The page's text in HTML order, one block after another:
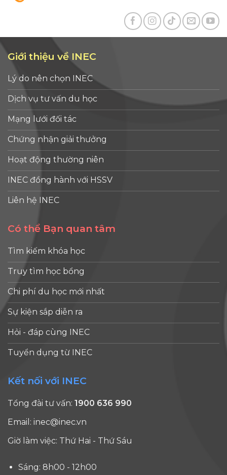
Giới thiệu về INEC
Lý do nên chọn INEC
Dịch vụ tư vấn du học
Mạng lưới đối tác
Chứng nhận giải thưởng
Hoạt động thường niên
INEC đồng hành với HSSV
Liên hệ INEC
Có thể Bạn quan tâm
Tìm kiếm khóa học
Truy tìm học bổng
Chi phí du học mới nhất
Sự kiện sắp diễn ra
Hỏi - đáp cùng INEC
Tuyển dụng từ INEC
Kết nối với INEC
Tổng đài tư vấn: 1900 636 990
Email: inec@inec.vn
Giờ làm việc: Thứ Hai - Thứ Sáu
Sáng: 8h00 - 12h00